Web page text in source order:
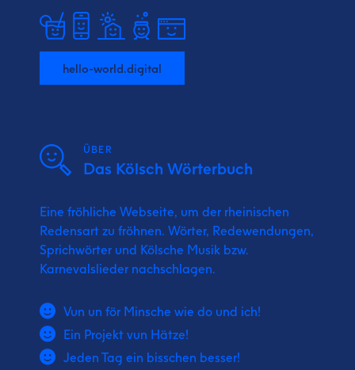
hello-world.digital
ÜBER
Das Kölsch Wörterbuch
Eine fröhliche Webseite, um der rheinischen
Redensart zu fröhnen. Wörter, Redewendungen,
Sprichwörter und Kölsche Musik bzw.
Karnevalslieder nachschlagen.
Vun un för Minsche wie do und ich!
Ein Projekt vun Hätze!
Jeden Tag ein bisschen besser!